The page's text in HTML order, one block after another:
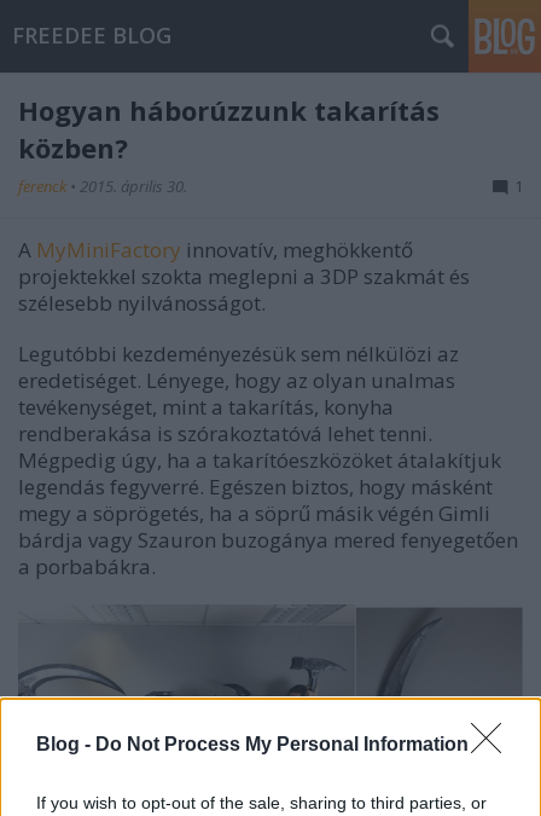
Blog - Do Not Process My Personal Information
If you wish to opt-out of the sale, sharing to third parties, or
FREEDEE BLOG
Hogyan háborúzzunk takarítás
közben?
ferenck • 2015. április 30. 1
A MyMiniFactory innovatív, meghökkentő
projektekkel szokta meglepni a 3DP szakmát és
szélesebb nyilvánosságot.
Legutóbbi kezdeményezésük sem nélkülözi az
eredetiséget. Lényege, hogy az olyan unalmas
tevékenységet, mint a takarítás, konyha
rendberakása is szórakoztatóvá lehet tenni.
Mégpedig úgy, ha a takarítóeszközöket átalakítjuk
legendás fegyverré. Egészen biztos, hogy másként
megy a söprögetés, ha a söprű másik végén Gimli
bárdja vagy Szauron buzogánya mered fenyegetően
a porbabákra.